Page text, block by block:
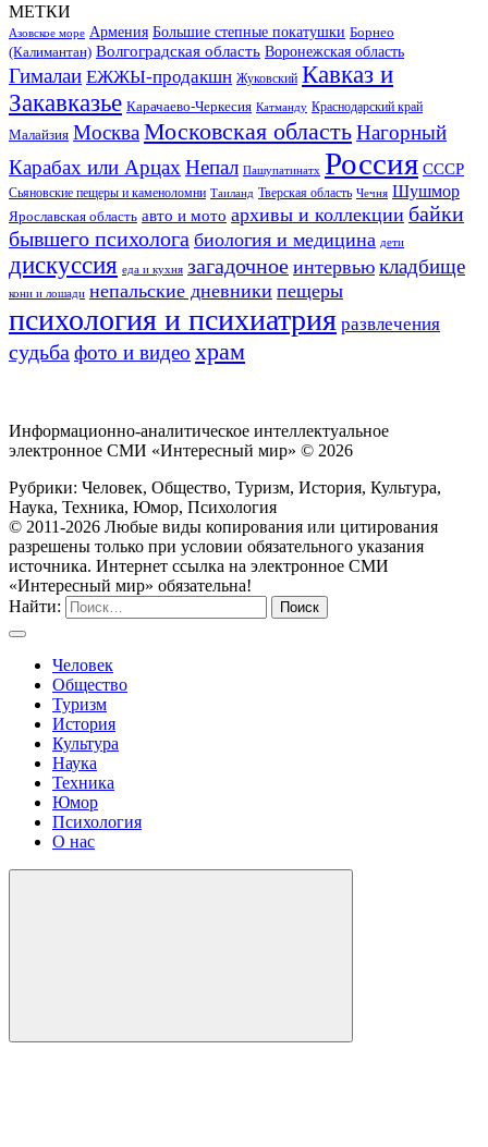
МЕТКИ
Азовское море Армения Большие степные покатушки Борнео
(Калимантан) Волгоградская область Воронежская область
Гималаи ЕЖЖЫ-продакшн Жуковский Кавказ и
Закавказье Карачаево-Черкесия Катманду Краснодарский край
Малайзия МоскваМосковская областьНагорный
Карабах или Арцах Непал Пашупатинатх Россия СССР
Сьяновские пещеры и каменоломни Таиланд Тверская область Чечня Шушмор
Ярославская область авто и мото архивы и коллекции байки
бывшего психолога биология и медицина дети
дискуссия еда и кухня загадочное интервью кладбище
кони и лошади непальские дневники пещеры
психология и психиатрия развлечения
судьба фото и видео храм
Информационно-аналитическое интеллектуальное
электронное СМИ «Интересный мир» © 2026
Рубрики: Человек, Общество, Туризм, История, Культура,
Наука, Техника, Юмор, Психология
© 2011-2026 Любые виды копирования или цитирования
разрешены только при условии обязательного указания
источника. Интернет ссылка на электронное СМИ
«Интересный мир» обязательна!
Найти:
Человек
Общество
Туризм
История
Культура
Наука
Техника
Юмор
Психология
О нас